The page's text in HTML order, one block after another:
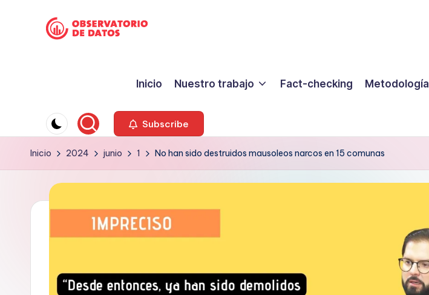
o
d
m
facts
are
sacred"
-
Charles
Preswitch
Inicio Nuestro trabajo Fact-checking Metodología
Subscribe
Inicio 2024 junio 1 No han sido destruidos mausoleos narcos en 15 comunas